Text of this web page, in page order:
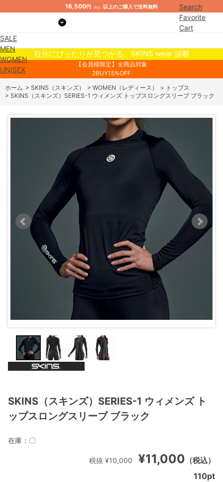
16,500円 （税込） 以上のご購入で送料無料
Search
Favorite
Cart
SALE
MEN
WOMEN
UNISEX
自分にぴったりが見つかる、SKINS wear 診断
【会員様限定】全商品対象
2BUY15%OFF
ホーム > SKINS（スキンズ） > WOMEN（レディース） > トップス
> SKINS（スキンズ）SERIES-1 ウィメンズ トップスロングスリーブ ブラック
SKINS（スキンズ）SERIES-1 ウィメンズ ト
ップスロングスリーブ ブラック
¥11,000 （税込）
税抜 ¥10,000
在庫： 〇
110pt